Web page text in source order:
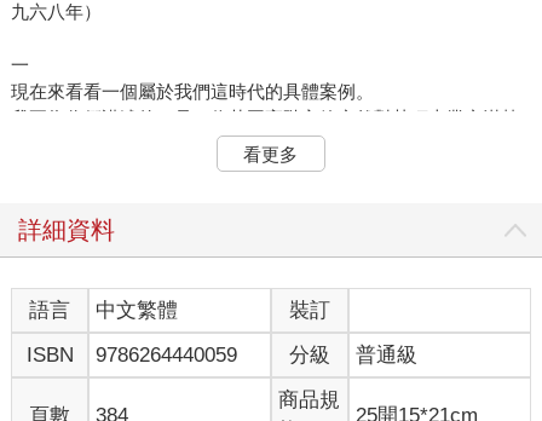
九六八年）
一
現在來看看一個屬於我們這時代的具體案例。
我要為你們講述的，是一位英國高階主管突然對某項志業充滿熱
情的故事。他的巨大改變很有趣，因為你大概預料不到它的發
生。至少他自己肯定沒有料到。這個人事業有成，過著舒適的生
務的公認年齡界限）。從傳統意義來說，他已經相當成功，但有
一切始於二○○三年六月九日的深夜。羅伯．馬瑟（Rob Mather）
坐在倫敦家裡的沙發上看晚間新聞。他本來想關掉電視，但後來
他解釋說：「我不太會用電視遙控器，而這讓我的人生發生了巨
大轉變。」
電視跳到一個頻道，正在播放一部關於某個名叫泰麗（Terri）的
看更多
詳細資料
語言 中文繁體
裝訂
ISBN
9786264440059 分級 普通級
頁數 384
商品規
25開15*21cm